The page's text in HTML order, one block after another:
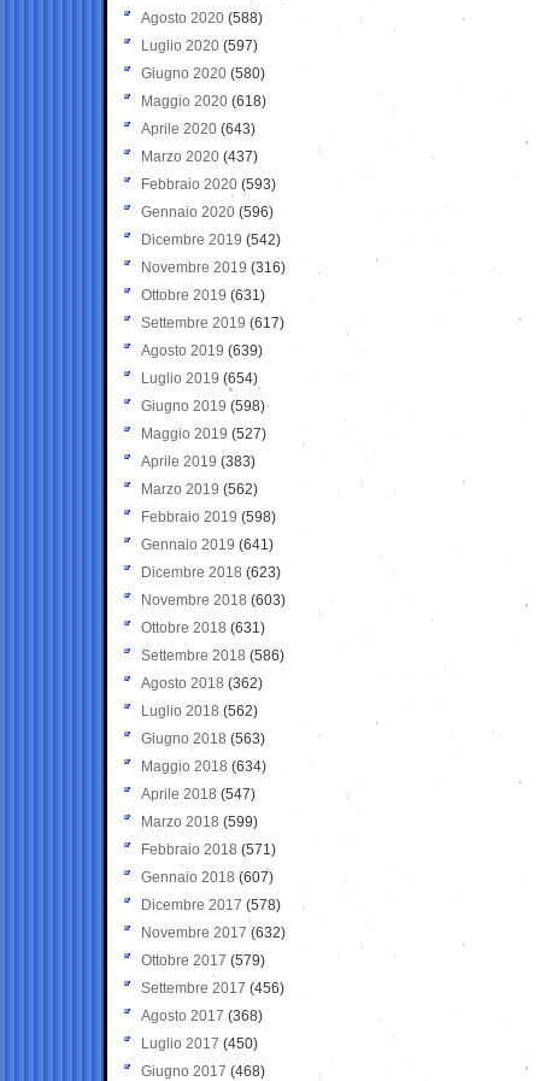
Agosto 2020 (588)
Luglio 2020 (597)
Giugno 2020 (580)
Maggio 2020 (618)
Aprile 2020 (643)
Marzo 2020 (437)
Febbraio 2020 (593)
Gennaio 2020 (596)
Dicembre 2019 (542)
Novembre 2019 (316)
Ottobre 2019 (631)
Settembre 2019 (617)
Agosto 2019 (639)
Luglio 2019 (654)
Giugno 2019 (598)
Maggio 2019 (527)
Aprile 2019 (383)
Marzo 2019 (562)
Febbraio 2019 (598)
Gennaio 2019 (641)
Dicembre 2018 (623)
Novembre 2018 (603)
Ottobre 2018 (631)
Settembre 2018 (586)
Agosto 2018 (362)
Luglio 2018 (562)
Giugno 2018 (563)
Maggio 2018 (634)
Aprile 2018 (547)
Marzo 2018 (599)
Febbraio 2018 (571)
Gennaio 2018 (607)
Dicembre 2017 (578)
Novembre 2017 (632)
Ottobre 2017 (579)
Settembre 2017 (456)
Agosto 2017 (368)
Luglio 2017 (450)
Giugno 2017 (468)